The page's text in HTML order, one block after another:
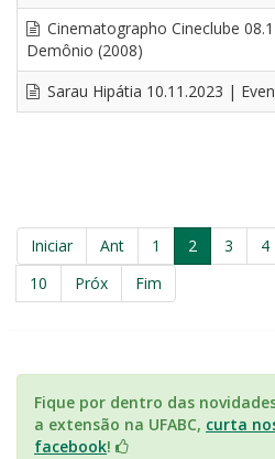
Cinematographo Cineclube
Demônio (2008)
Sarau Hipátia 10.11.2023 |
Iniciar Ant 1 2 3 4
10
Próx Fim
Fique por dentro das
a extensão na UFABC, curta
facebook!